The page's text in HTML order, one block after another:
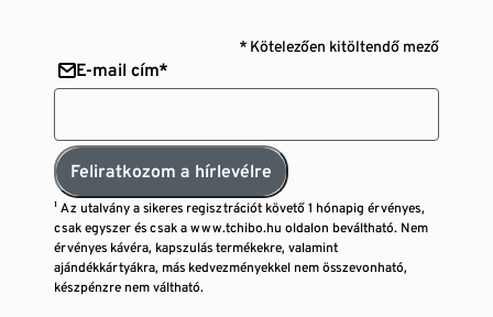
* Kötelezően kitöltendő mező
E-mail cím*
Feliratkozom a hírlevélre
¹ Az utalvány a sikeres regisztrációt követő 1 hónapig érvényes,
csak egyszer és csak a www.tchibo.hu oldalon beváltható. Nem
érvényes kávéra, kapszulás termékekre, valamint
ajándékkártyákra, más kedvezményekkel nem összevonható,
készpénzre nem váltható.